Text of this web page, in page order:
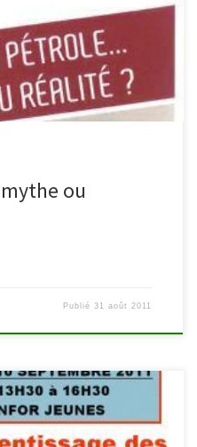
Patrick Brocorens est
Belgique (Association
ou
Publié31 août 2011
à 16H30, Infor Jeunes